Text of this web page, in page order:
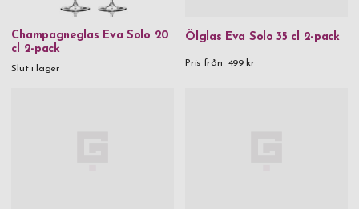
Champagneglas Eva Solo 20
cl 2-pack
Slut i lager
Ölglas Eva Solo 35 cl 2-pack
Pris från 499 kr